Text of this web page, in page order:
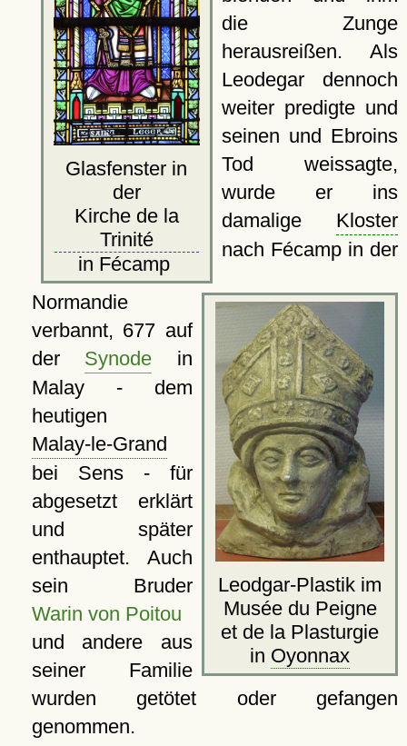
Glasfenster in
der
Kirche de la
Trinité
in Fécamp
Leodgar-Plastik im
Musée du Peigne
et de la Plasturgie
in Oyonnax
die Zunge
herausreißen. Als
Leodegar dennoch
weiter predigte und
seinen und Ebroins
Tod weissagte,
wurde er ins
damalige Kloster
nach Fécamp in der
Normandie
verbannt, 677 auf
der Synode in
Malay - dem
heutigen
Malay-le-Grand
bei Sens - für
abgesetzt erklärt
und später
enthauptet. Auch
sein Bruder
Warin von Poitou
und andere aus
seiner Familie
wurden getötet oder gefangen
genommen.